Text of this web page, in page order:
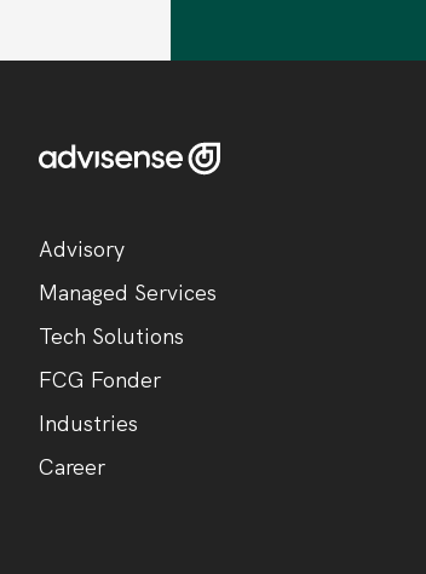
Advisory
Managed Services
Tech Solutions
FCG Fonder
Industries
Career